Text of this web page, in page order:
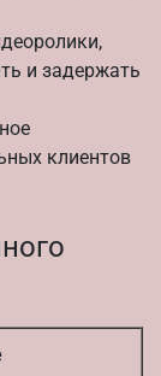
и задержать
клиентов